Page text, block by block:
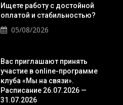
Ищете работу с достойной
оплатой и стабильностью?
05/08/2026
Вас приглашают принять
участие в online-программе
клуба «Мы на связи».
Расписание 26.07.2026 —
31.07.2026